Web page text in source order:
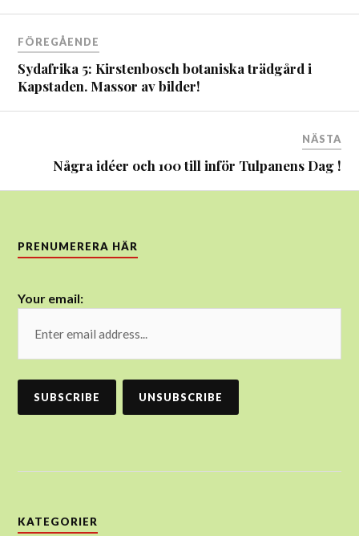
Inläggsnavigering
FÖREGÅENDE
Sydafrika 5: Kirstenbosch botaniska trädgård i
Kapstaden. Massor av bilder!
NÄSTA
Några idéer och 100 till inför Tulpanens Dag !
PRENUMERERA HÄR
Your email:
KATEGORIER